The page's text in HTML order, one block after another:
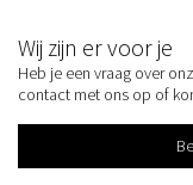
Wij zijn er voor je
Heb je een vraag over
contact met ons op of